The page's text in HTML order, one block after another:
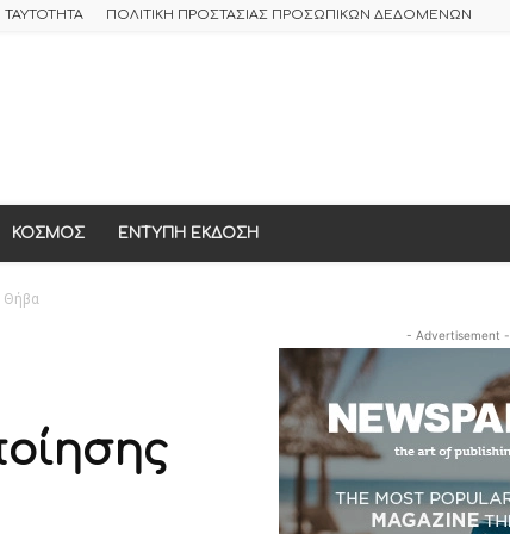
ΤΑΥΤΟΤΗΤΑ ΠΟΛΙΤΙΚΗ ΠΡΟΣΤΑΣΙΑΣ ΠΡΟΣΩΠΙΚΩΝ ΔΕΔΟΜΕΝΩΝ
ΚΟΣΜΟΣ ΕΝΤΥΠΗ ΕΚΔΟΣΗ
Θήβα
- Advertisement -